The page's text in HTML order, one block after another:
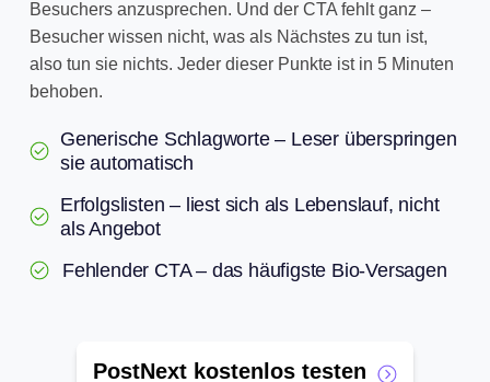
Besuchers anzusprechen. Und der CTA fehlt ganz –
Besucher wissen nicht, was als Nächstes zu tun ist,
also tun sie nichts. Jeder dieser Punkte ist in 5 Minuten
behoben.
Generische Schlagworte – Leser überspringen
sie automatisch
Erfolgslisten – liest sich als Lebenslauf, nicht
als Angebot
Fehlender CTA – das häufigste Bio-Versagen
PostNext kostenlos testen